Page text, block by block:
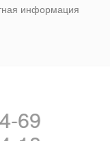
информация
69